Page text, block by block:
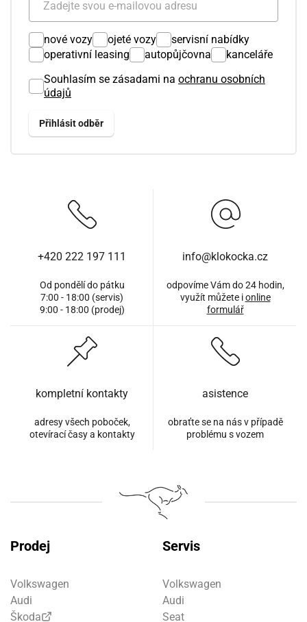
nové vozy ojeté vozy
servisní nabídky
operativní leasing
autopůjčovna
kanceláře
Souhlasím se zásadami na ochranu osobních
údajů
+420 222 197 111
Od pondělí do pátku
7:00 - 18:00 (servis)
9:00 - 18:00 (prodej)
info@klokocka.cz
odpovíme Vám do 24 hodin,
využít můžete ionline
formulář
kompletní kontakty
adresy všech poboček,
otevírací časy a kontakty
asistence
obraťte se na nás v případě
problému s vozem
Prodej
Volkswagen
Audi
Škoda
Servis
Volkswagen
Audi
Seat